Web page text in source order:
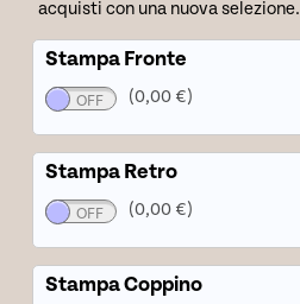
acquisti con una nuova selezione.
Stampa Fronte
(0,00 €)
Stampa Retro
(0,00 €)
Stampa Coppino